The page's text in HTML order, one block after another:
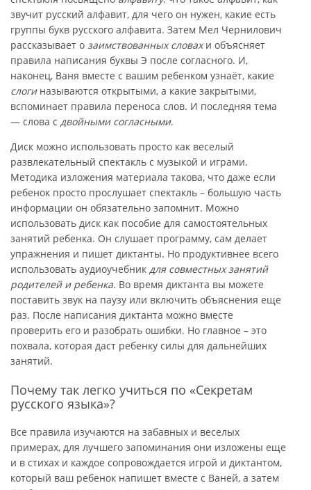
звучит русский алфавит, для чего он нужен, какие есть
группы букв русского алфавита. Затем Мел Чернилович
рассказывает о заимствованных словахи объясняет
правила написания буквы Э после согласного. И,
наконец, Ваня вместе с вашим ребенком узнаёт, какие
слогиназываются открытыми, а какие закрытыми,
вспоминает правила переноса слов. И последняя тема
— слова с двойными согласными.
Диск можно использовать просто как веселый
развлекательный спектакль с музыкой и играми.
Методика изложения материала такова, что даже если
ребенок просто прослушает спектакль – большую часть
информации он обязательно запомнит. Можно
использовать диск как пособие для самостоятельных
занятий ребенка. Он слушает программу, сам делает
упражнения и пишет диктанты. Но продуктивнее всего
использовать аудиоучебник для совместных занятий
родителей и ребенка. Во время диктанта вы можете
поставить звук на паузу или включить объяснения еще
раз. После написания диктанта можно вместе
проверить его и разобрать ошибки. Но главное – это
похвала, которая даст ребенку силы для дальнейших
занятий.
Почему так легко учиться по «Секретам
русского языка»?
Все правила изучаются на забавных и веселых
примерах, для лучшего запоминания они изложены еще
и в стихах и каждое сопровождается игрой и диктантом,
который ваш ребенок напишет вместе с Ваней, а затем